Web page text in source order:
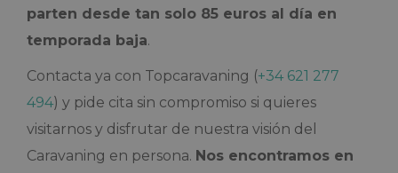
parten desde tan solo 85 euros al día en
temporada baja.
Contacta ya con Topcaravaning (+34 621 277
494) y pide cita sin compromiso si quieres
visitarnos y disfrutar de nuestra visión del
Caravaning en persona. Nos encontramos en